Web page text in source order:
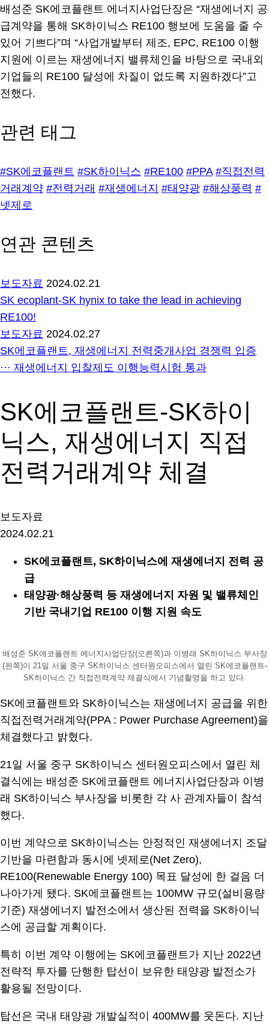
배성준 SK에코플랜트 에너지사업단장은 “재생에너지 공
급계약을 통해 SK하이닉스 RE100 행보에 도움을 줄 수
있어 기쁘다”며 “사업개발부터 제조, EPC, RE100 이행
지원에 이르는 재생에너지 밸류체인을 바탕으로 국내외
기업들의 RE100 달성에 차질이 없도록 지원하겠다”고
전했다.
관련 태그
#SK에코플랜트 #SK하이닉스 #RE100 #PPA #직접전력
거래계약 #전력거래 #재생에너지 #태양광 #해상풍력 #
넷제로
연관 콘텐츠
보도자료 2024.02.21
SK ecoplant-SK hynix to take the lead in achieving
RE100!
보도자료 2024.02.27
SK에코플랜트, 재생에너지 전력중개사업 경쟁력 입증
··· 재생에너지 입찰제도 이행능력시험 통과
SK에코플랜트-SK하이
닉스, 재생에너지 직접
전력거래계약 체결
보도자료
2024.02.21
SK에코플랜트, SK하이닉스에 재생에너지 전력 공
급
태양광·해상풍력 등 재생에너지 자원 및 밸류체인
기반 국내기업 RE100 이행 지원 속도
배성준 SK에코플랜트 에너지사업단장(오른쪽)과 이병래 SK하이닉스 부사장
(왼쪽)이 21일 서울 중구 SK하이닉스 센터원오피스에서 열린 SK에코플랜트-
SK하이닉스 간 직접전력계약 체결식에서 기념촬영을 하고 있다.
SK에코플랜트와 SK하이닉스는 재생에너지 공급을 위한
직접전력거래계약(PPA : Power Purchase Agreement)을
체결했다고 밝혔다.
21일 서울 중구 SK하이닉스 센터원오피스에서 열린 체
결식에는 배성준 SK에코플랜트 에너지사업단장과 이병
래 SK하이닉스 부사장을 비롯한 각 사 관계자들이 참석
했다.
이번 계약으로 SK하이닉스는 안정적인 재생에너지 조달
기반을 마련함과 동시에 넷제로(Net Zero),
RE100(Renewable Energy 100) 목표 달성에 한 걸음 더
나아가게 됐다. SK에코플랜트는 100MW 규모(설비용량
기준) 재생에너지 발전소에서 생산된 전력을 SK하이닉
스에 공급할 계획이다.
특히 이번 계약 이행에는 SK에코플랜트가 지난 2022년
전략적 투자를 단행한 탑선이 보유한 태양광 발전소가
활용될 전망이다.
탑선은 국내 태양광 개발실적이 400MW를 웃돈다. 지난